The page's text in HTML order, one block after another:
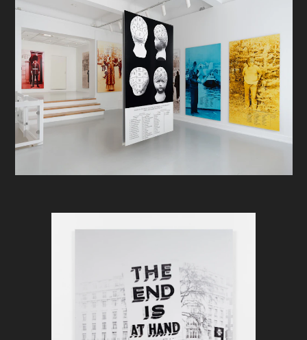
hjemby, Paris. Det standardiserte og
anonymt utseende dukkehodet i
pappmasjé måler ikke mer enn ti
centimeter, og har antageligvis blitt
brukt som leke på 1920-tallet. Men
det er ikke dukkens funksjon som
barneleke som interesserer Heske, ei
heller de fetisjistiske eller rituelle
identitet og mellommenneskelige
relasjoner. Et sitat fra Shakespeare-
stykket As You Like It
dukker ofte opp
i Heskes notater relatert til